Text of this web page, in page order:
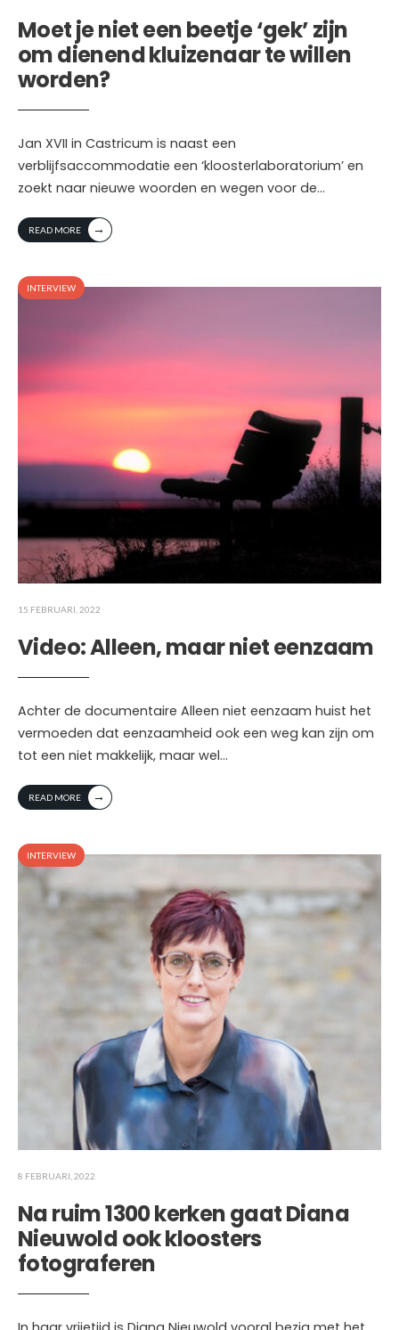
Moet je niet een beetje ‘gek’ zijn
om dienend kluizenaar te willen
worden?
Jan XVII in Castricum is naast een
verblijfsaccommodatie een ‘kloosterlaboratorium’ en
zoekt naar nieuwe woorden en wegen voor de...
READ MORE →
INTERVIEW
15 FEBRUARI, 2022
Video: Alleen, maar niet eenzaam
Achter de documentaire Alleen niet eenzaam huist het
vermoeden dat eenzaamheid ook een weg kan zijn om
tot een niet makkelijk, maar wel...
READ MORE →
INTERVIEW
8 FEBRUARI, 2022
Na ruim 1300 kerken gaat Diana
Nieuwold ook kloosters
fotograferen